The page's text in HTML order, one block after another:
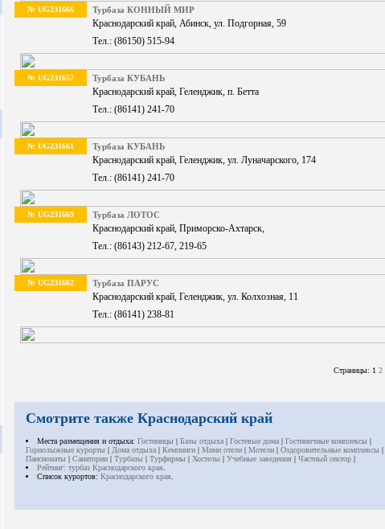
№ UG231666 Турбаза КОННЫЙ МИР
Краснодарский край, Абинск, ул. Подгорная, 59
Тел.: (86150) 515-94
№ UG231657 Турбаза КУБАНЬ
Краснодарский край, Геленджик, п. Бетта
Тел.: (86141) 241-70
№ UG231661 Турбаза КУБАНЬ
Краснодарский край, Геленджик, ул. Луначарского, 174
Тел.: (86141) 241-70
№ UG231669 Турбаза ЛОТОС
Краснодарский край, Приморско-Ахтарск,
Тел.: (86143) 212-67, 219-65
№ UG231662 Турбаза ПАРУС
Краснодарский край, Геленджик, ул. Колхозная, 11
Тел.: (86141) 238-81
Страницы: 1 2
Смотрите также Краснодарский край
Места размещения и отдыха: Гостиницы| Базы отдыха| Гостевые дома| Гостиничные комплексы|
Горнолыжные курорты| Дома отдыха| Кемпинги| Мини отели| Мотели| Оздоровительные комплексы|
Пансионаты| Санатории| Турбазы| Турфирмы| Хостелы| Учебные заведения | Частный сектор|
Рейтинг: турбаз Краснодарского края
Список курортов: Краснодарского края